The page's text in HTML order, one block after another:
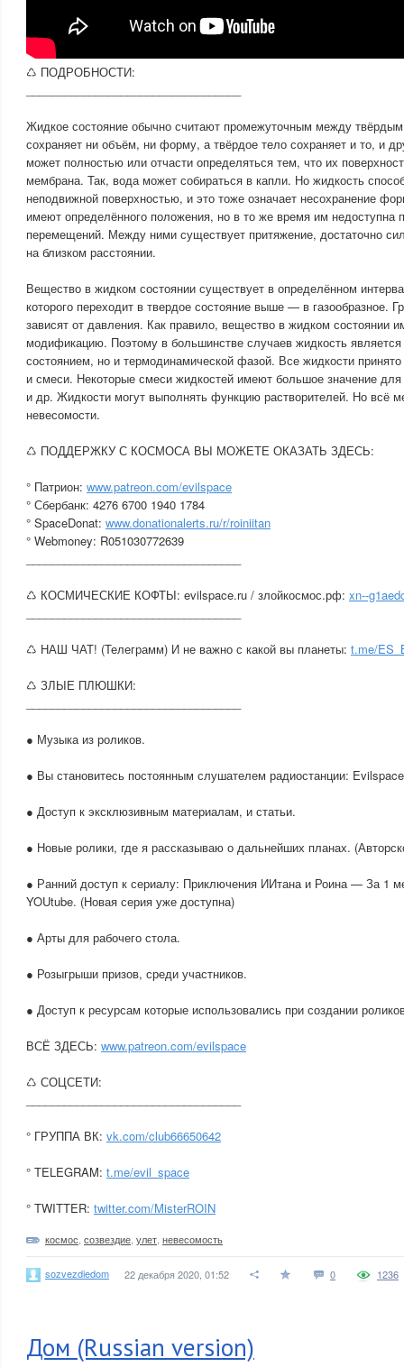
♺ ПОДРОБНОСТИ:
Жидкое состояние обычно считают промежуточным между твёрдым
сохраняет ни объём, ни форму, а твёрдое тело сохраняет и то, и
может полностью или отчасти определяться тем, что их
мембрана. Так, вода может собираться в капли. Но жидкость
неподвижной поверхностью, и это тоже означает несохранение
имеют определённого положения, но в то же время им недоступна
перемещений. Между ними существует притяжение, достаточно
на близком расстоянии.
Вещество в жидком состоянии существует в определённом
которого переходит в твердое состояние выше — в газообразное.
зависят от давления. Как правило, вещество в жидком состоянии
модификацию. Поэтому в большинстве случаев жидкость является
состоянием, но и термодинамической фазой. Все жидкости
и смеси. Некоторые смеси жидкостей имеют большое значение
и др. Жидкости могут выполнять функцию растворителей. Но всё
невесомости.
♺ ПОДДЕРЖКУ С КОСМОСА ВЫ МОЖЕТЕ ОКАЗАТЬ ЗДЕСЬ:
° Патрион: www.patreon.com/evilspace
° Сбербанк: 4276 6700 1940 1784
° SpaceDonat: www.donationalerts.ru/r/roiniitan
° Webmoney: R051030772639
♺ КОСМИЧЕСКИЕ КОФТЫ: evilspace.ru / злойкосмос.рф: xn--
♺ НАШ ЧАТ! (Телеграмм) И не важно с какой вы планеты: t.me/
♺ ЗЛЫЕ ПЛЮШКИ:
● Музыка из роликов.
● Вы становитесь постоянным слушателем радиостанции:
● Доступ к эксклюзивным материалам, и статьи.
● Новые ролики, где я рассказываю о дальнейших планах.
● Ранний доступ к сериалу: Приключения ИИтана и Роина — За 1
YOUtube. (Новая серия уже доступна)
● Арты для рабочего стола.
● Розыгрыши призов, среди участников.
● Доступ к ресурсам которые использовались при создании
ВСЁ ЗДЕСЬ: www.patreon.com/evilspace
♺ СОЦСЕТИ:
° ГРУППА ВК: vk.com/club66650642
° TELEGRAM: t.me/evil_space
° TWITTER: twitter.com/MisterROIN
космос созвездие улет невесомость
sozvezdiedom 22 декабря 2020, 01:52 0 1236
Дом (Russian version)